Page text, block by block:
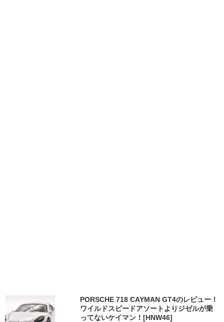
PORSCHE 718 CAYMAN GT4のレビュー！
ワイルドスピードアソートよりジゼルが乗
ってないケイマン！[HNW46]